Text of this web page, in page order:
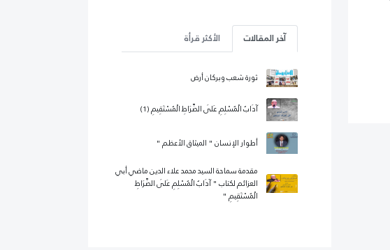
آخر المقالات الأكثر قرأة
ثورة شعب وبركان أرض
آدَابُ الْمُسْلِمِ عَلَى الصِّرَاطِ الْمُسْتَقِيمِ (1)
أطوار الإنسان " الميثاق الأعظم "
مقدمة سماحة السيد محمد علاء الدين ماضي أبي
العزائم لكتاب " آدَابُ الْمُسْلِمِ عَلَى الصِّرَاطِ
الْمُسْتَقِيمِ "